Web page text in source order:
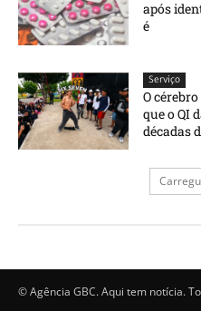
após
é
Serviço
O
que o QI
décadas
© Agência GBC. Aqui tem notícia.